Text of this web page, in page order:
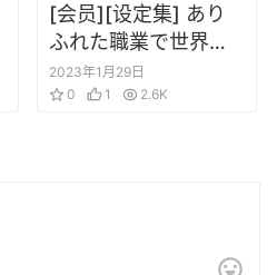
[会员][设定集] あり
ふれた職業で世界最
強 公式設定資料集
2023年1月29日
0
1 2.6K